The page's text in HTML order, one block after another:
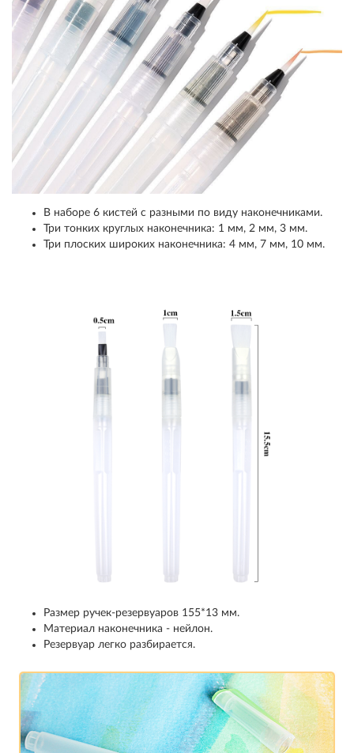
В наборе 6 кистей с разными по виду наконечниками.
Три тонких круглых наконечника: 1 мм, 2 мм, 3 мм.
Три плоских широких наконечника: 4 мм, 7 мм, 10 мм.
Размер ручек-резервуаров 155*13 мм.
Материал наконечника - нейлон.
Резервуар легко разбирается.